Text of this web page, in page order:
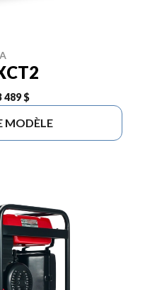
489 $
MODÈLE